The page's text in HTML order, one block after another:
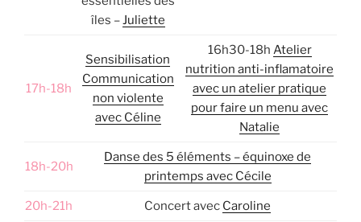
îles –Juliette
17h-18h
Sensibilisation
Communication
non violente
avec Céline
16h30-18h Atelier
nutrition anti-inflamatoire
avec un atelier pratique
pour faire un menu avec
Natalie
18h-20h
Danse des 5 éléments – équinoxe de
printemps avec Cécile
20h-21h Concert avec Caroline